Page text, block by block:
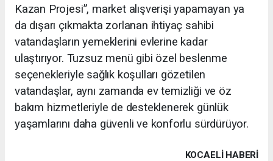
Kazan Projesi”, market alışverişi yapamayan ya
da dışarı çıkmakta zorlanan ihtiyaç sahibi
vatandaşların yemeklerini evlerine kadar
ulaştırıyor. Tuzsuz menü gibi özel beslenme
seçenekleriyle sağlık koşulları gözetilen
vatandaşlar, aynı zamanda ev temizliği ve öz
bakım hizmetleriyle de desteklenerek günlük
yaşamlarını daha güvenli ve konforlu sürdürüyor.
KOCAELI HABERİ